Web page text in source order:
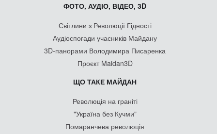
ФОТО, АУДІО, ВІДЕО, 3D
Світлини з Революції Гідності
Аудіоспогади учасників Майдану
3D-панорами Володимира Писаренка
Проєкт Maidan3D
ЩО ТАКЕ МАЙДАН
Революція на граніті
"Україна без Кучми"
Помаранчева революція